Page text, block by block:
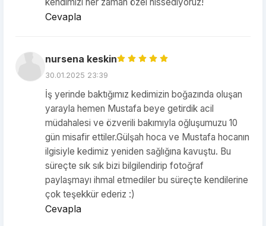
Cevapla
nursena keskin
30.01.2025 23:39
İş yerinde baktığımız kedimizin boğazında oluşan
yarayla hemen Mustafa beye getirdik acil
müdahalesi ve özverili bakımıyla oğluşumuzu 10
gün misafir ettiler.Gülşah hoca ve Mustafa hocanın
ilgisiyle kedimiz yeniden sağlığına kavuştu. Bu
süreçte sık sık bizi bilgilendirip fotoğraf
paylaşmayı ihmal etmediler bu süreçte kendilerine
çok teşekkür ederiz :)
Cevapla